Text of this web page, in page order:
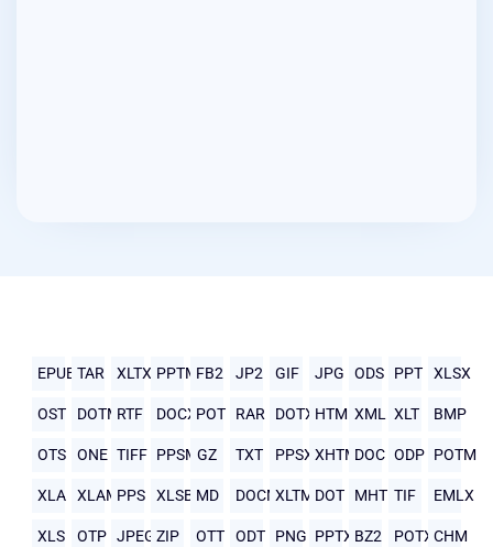
EPUB TAR XLTX PPTMFB2 JP2 GIF JPG ODS PPT XLSX
OST DOTMRTF DOCXPOT RAR DOTX HTMLXML XLT BMP
OTS ONE TIFF PPSMGZ TXT PPSX XHTMLDOC ODP POTM
XLA XLAMPPS XLSB MD DOCMXLTM DOT MHTML
TIF EMLX
XLS OTP JPEG ZIP OTT ODT PNG PPTX BZ2 POTX CHM